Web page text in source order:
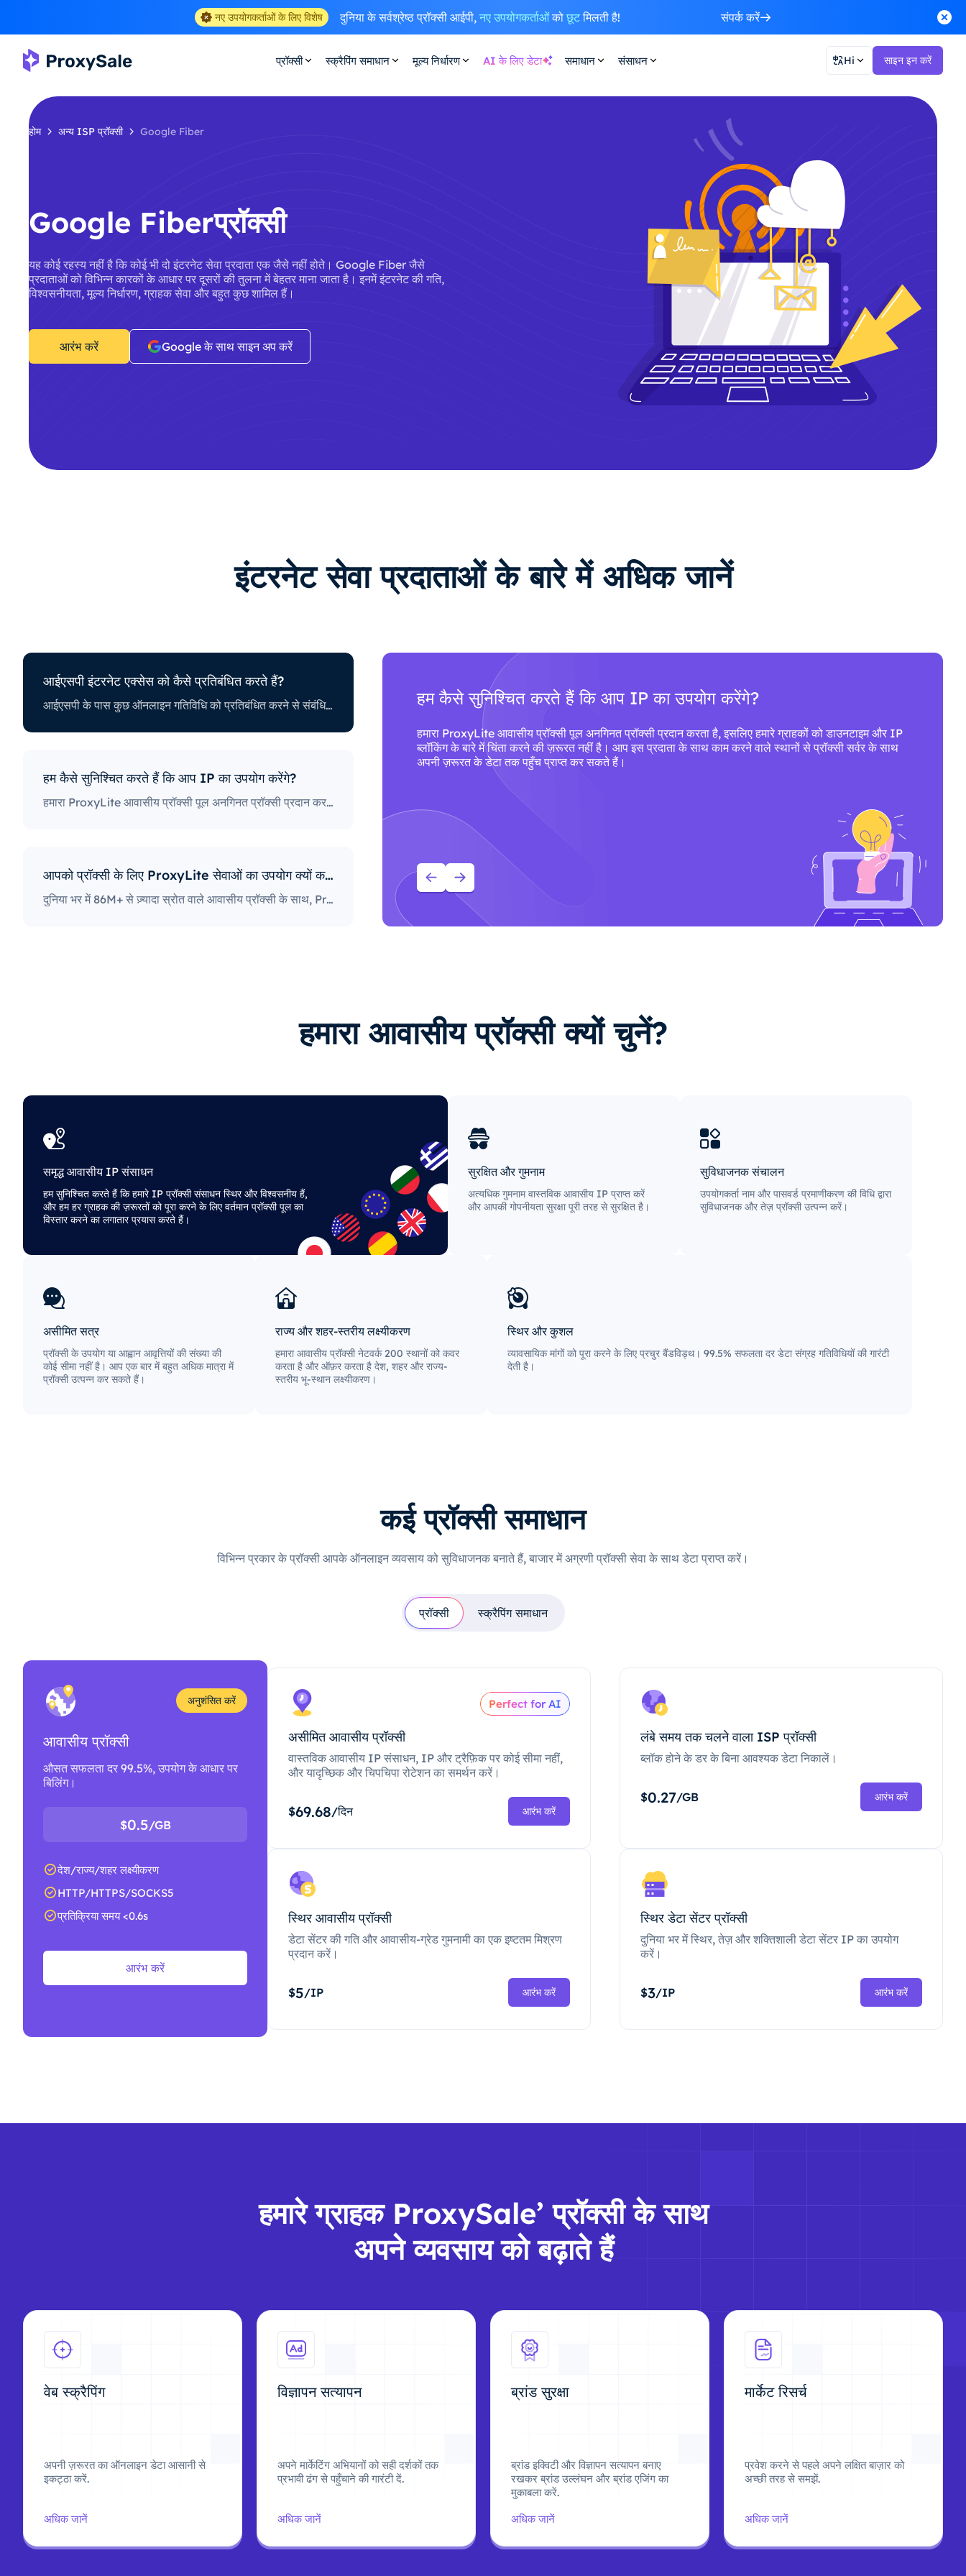
नए उपयोगकर्ताओं के लिए विशेष दुनिया के सर्वश्रेष्ठ प्रॉक्सी आईपी, नए उपयोगकर्ताओंको छूटमिलती है! संपर्क करें
प्रॉक्सी स्क्रैपिंग समाधान मूल्य निर्धारण AI के लिए डेटा समाधान संसाधन Hi साइन इन करें
होम अन्य ISP प्रॉक्सी Google Fiber
Google Fiberप्रॉक्सी
यह कोई रहस्य नहीं है कि कोई भी दो इंटरनेट सेवा प्रदाता एक जैसे नहीं होते। Google Fiber जैसे
प्रदाताओं को विभिन्न कारकों के आधार पर दूसरों की तुलना में बेहतर माना जाता है। इनमें इंटरनेट की गति,
विश्वसनीयता, मूल्य निर्धारण, ग्राहक सेवा और बहुत कुछ शामिल हैं।
आरंभ करें Google के साथ साइन अप करें
इंटरनेट सेवा प्रदाताओं के बारे में अधिक जानें
आईएसपी इंटरनेट एक्सेस को कैसे प्रतिबंधित करते हैं?
आईएसपी के पास कुछ ऑनलाइन गतिविधि को प्रतिबंधित करने से संबंधित अलग-अलग नीतियां भी हैं। कुछ आईएसपी कुछ वेबसाइटों को ब्लॉक करते हैं, जो प्रॉक्सी उपयोगकर्ताओं के लिए एक बड़ी समस्या हो सकती है। सबसे सख्त नीतियों वाले लोग सोशल मीडिया प्लेटफ़ॉर्म, समाचार साइटों और बहुत कुछ तक पहुंच को अवरुद्ध करते हैं। विशिष्ट पोर्ट को ब्लॉक करना भी एक काफी लोकप्रिय अभ्यास है, जो उपयोगकर्ताओं द्वारा इंटरनेट तक पहुँचने और उसका उपयोग करने के तरीके को गंभीर रूप से सीमित करता है।
हम कैसे सुनिश्चित करते हैं कि आप IP का उपयोग करेंगे?
हमारा ProxyLite आवासीय प्रॉक्सी पूल अनगिनत प्रॉक्सी प्रदान करता है, इसलिए हमारे ग्राहकों को डाउनटाइम और IP ब्लॉकिंग के बारे में चिंता करने की ज़रूरत नहीं है। आप इस प्रदाता के साथ काम करने वाले स्थानों से प्रॉक्सी सर्वर के साथ अपनी ज़रूरत के डेटा तक पहुँच प्राप्त कर सकते हैं।
आपको प्रॉक्सी के लिए ProxyLite सेवाओं का उपयोग क्यों करना चाहिए?
दुनिया भर में 86M+ से ज़्यादा स्रोत वाले आवासीय प्रॉक्सी के साथ, ProxyLite असली प्रॉक्सी सर्वर के लिए सबसे बढ़िया विकल्प है।
कैसे प्रतिबंधित करते हैं?
को प्रतिबंधित करने से संबंधित अलग-अलग नीतियां भी हैं। कुछ आईएसपी कुछ
द्वारा इंटरनेट तक पहुँचने और उसका उपयोग करने के तरीके को गंभीर रूप से
हम कैसे सुनिश्चित करते हैं कि आप IP का उपयोग करेंगे?
हमारा ProxyLite आवासीय प्रॉक्सी पूल अनगिनत प्रॉक्सी प्रदान करता है, इसलिए हमारे ग्राहकों को डाउनटाइम और IP
ब्लॉकिंग के बारे में चिंता करने की ज़रूरत नहीं है। आप इस प्रदाता के साथ काम करने वाले स्थानों से प्रॉक्सी सर्वर के साथ
अपनी ज़रूरत के डेटा तक पहुँच प्राप्त कर सकते हैं।
हमारा आवासीय प्रॉक्सी क्यों चुनें?
समृद्ध आवासीय IP संसाधन
हम सुनिश्चित करते हैं कि हमारे IP प्रॉक्सी संसाधन स्थिर और विश्वसनीय हैं,
और हम हर ग्राहक की ज़रूरतों को पूरा करने के लिए वर्तमान प्रॉक्सी पूल का
विस्तार करने का लगातार प्रयास करते हैं।
सुरक्षित और गुमनाम
अत्यधिक गुमनाम वास्तविक आवासीय IP प्राप्त करें
और आपकी गोपनीयता सुरक्षा पूरी तरह से सुरक्षित है।
सुविधाजनक संचालन
उपयोगकर्ता नाम और पासवर्ड प्रमाणीकरण की विधि द्वारा
सुविधाजनक और तेज़ प्रॉक्सी उत्पन्न करें।
असीमित सत्र
प्रॉक्सी के उपयोग या आह्वान आवृत्तियों की संख्या की
कोई सीमा नहीं है। आप एक बार में बहुत अधिक मात्रा में
प्रॉक्सी उत्पन्न कर सकते हैं।
राज्य और शहर-स्तरीय लक्ष्यीकरण
हमारा आवासीय प्रॉक्सी नेटवर्क 200 स्थानों को कवर
करता है और ऑफ़र करता है देश, शहर और राज्य-
स्तरीय भू-स्थान लक्ष्यीकरण।
स्थिर और कुशल
व्यावसायिक मांगों को पूरा करने के लिए प्रचुर बैंडविड्थ। 99.5% सफलता दर डेटा संग्रह गतिविधियों की गारंटी
देती है।
कई प्रॉक्सी समाधान
विभिन्न प्रकार के प्रॉक्सी आपके ऑनलाइन व्यवसाय को सुविधाजनक बनाते हैं, बाजार में अग्रणी प्रॉक्सी सेवा के साथ डेटा प्राप्त करें।
प्रॉक्सी स्क्रैपिंग समाधान
अनुशंसित करें
आवासीय प्रॉक्सी
औसत सफलता दर 99.5%, उपयोग के आधार पर
बिलिंग।
$0.5/GB
देश/राज्य/शहर लक्ष्यीकरण
HTTP/HTTPS/SOCKS5
प्रतिक्रिया समय <0.6s
आरंभ करें
Perfect for AI
असीमित आवासीय प्रॉक्सी
वास्तविक आवासीय IP संसाधन, IP और ट्रैफ़िक पर कोई सीमा नहीं,
और यादृच्छिक और चिपचिपा रोटेशन का समर्थन करें।
$69.68/दिन आरंभ करें
लंबे समय तक चलने वाला ISP प्रॉक्सी
ब्लॉक होने के डर के बिना आवश्यक डेटा निकालें।
$0.27/GB आरंभ करें
स्थिर आवासीय प्रॉक्सी
डेटा सेंटर की गति और आवासीय-ग्रेड गुमनामी का एक इष्टतम मिश्रण
प्रदान करें।
$5/IP आरंभ करें
स्थिर डेटा सेंटर प्रॉक्सी
दुनिया भर में स्थिर, तेज़ और शक्तिशाली डेटा सेंटर IP का उपयोग
करें।
$3/IP आरंभ करें
हमारे ग्राहक ProxySale’ प्रॉक्सी के साथ
अपने व्यवसाय को बढ़ाते हैं
वेब स्क्रैपिंग
अपनी ज़रूरत का ऑनलाइन डेटा आसानी से
इकट्ठा करें.
अधिक जानें
विज्ञापन सत्यापन
अपने मार्केटिंग अभियानों को सही दर्शकों तक
प्रभावी ढंग से पहुँचाने की गारंटी दें.
अधिक जानें
ब्रांड सुरक्षा
ब्रांड इक्विटी और विज्ञापन सत्यापन बनाए
रखकर ब्रांड उल्लंघन और ब्रांड एजिंग का
मुकाबला करें.
अधिक जानें
मार्केट रिसर्च
प्रवेश करने से पहले अपने लक्षित बाज़ार को
अच्छी तरह से समझें.
अधिक जानें